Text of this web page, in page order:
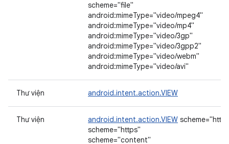
scheme="file"
android:mimeType="video/mpeg4"
android:mimeType="video/mp4"
android:mimeType="video/3gp"
android:mimeType="video/3gpp2"
android:mimeType="video/webm"
android:mimeType="video/avi"
Thư viện android.intent.action.VIEW
Thư viện android.intent.action.VIEW scheme="http"
scheme="https"
scheme="content"